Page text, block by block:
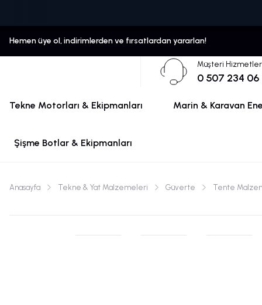
Hemen üye ol, indirimlerden ve fırsatlardan yararlan!
Müşteri
0 507 234 06
Tekne Motorları & Ekipmanları Marin & Karavan
Şişme Botlar & Ekipmanları
Anasayfa Tekne & Yat Malzemeleri Güverte Tente